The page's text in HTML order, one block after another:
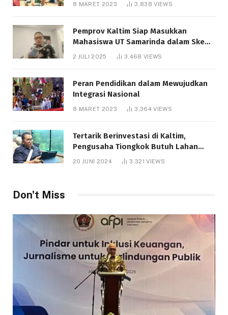
8 MARET 2023 3,838VIEWS
Pemprov Kaltim Siap Masukkan
Mahasiswa UT Samarinda dalam Skema
Bantuan Pendidikan Gratispol
2 JULI 2025 3,468 VIEWS
Peran Pendidikan dalam Mewujudkan
Integrasi Nasional
8 MARET 2023 3,364VIEWS
Tertarik Berinvestasi di Kaltim,
Pengusaha Tiongkok Butuh Lahan
1.000 Hektare
20 JUNI 2024 3,321VIEWS
Don't Miss